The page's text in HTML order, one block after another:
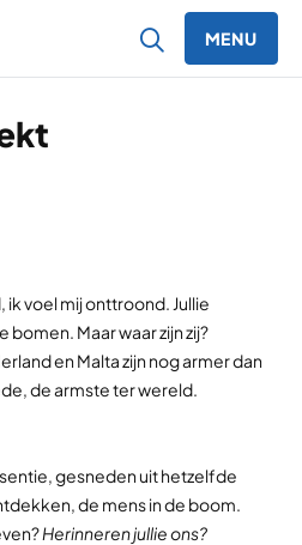
MENU
voel mij onttroond. Jullie
bomen. Maar waar zijn zij?
en Malta zijn nog armer dan
de armste ter wereld.
gesneden uit hetzelfde
de mens in de boom.
Herinneren jullie ons?